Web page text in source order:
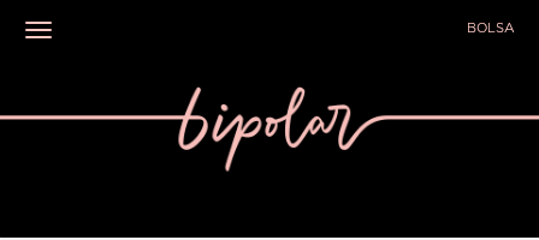
Toggle navigation BOLSA